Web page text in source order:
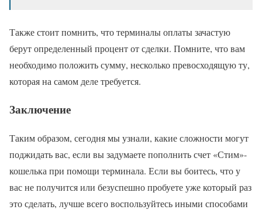
Также стоит помнить, что терминалы оплаты зачастую
берут определенный процент от сделки. Помните, что вам
необходимо положить сумму, несколько превосходящую ту,
которая на самом деле требуется.
Заключение
Таким образом, сегодня мы узнали, какие сложности могут
поджидать вас, если вы задумаете пополнить счет «Стим»-
кошелька при помощи терминала. Если вы боитесь, что у
вас не получится или безуспешно пробуете уже который раз
это сделать, лучше всего воспользуйтесь иными способами